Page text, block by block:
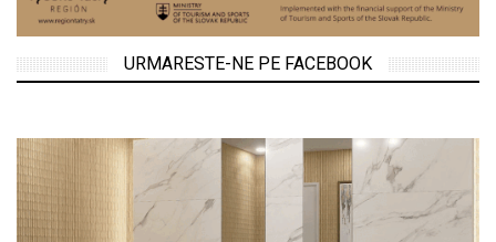
URMARESTE-NE PE FACEBOOK